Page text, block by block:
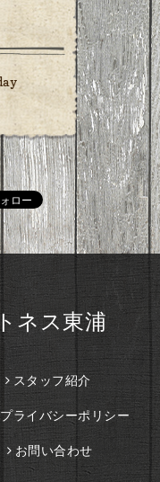
ネス東浦
スタッフ紹介
プライバシーポリシー
お問い合わせ